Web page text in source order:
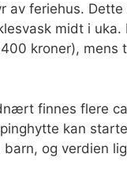
feriehus.
midt i
kroner), mens
finnes flere
kan
og verdien